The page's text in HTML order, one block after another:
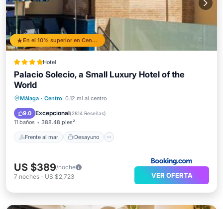
En el 10% superior en Centro
Hotel
Palacio Solecio, a Small Luxury Hotel of the
World
Málaga · Centro 0.12 mi al centro
9.0 Excepcional(2814 Reseñas)
11 baños 388.48 pies²
Frente al mar Desayuno
Frente al mar
Desayuno
Aparcamiento
US $389/noche
7 noches - US $2,723 VER OFERTA